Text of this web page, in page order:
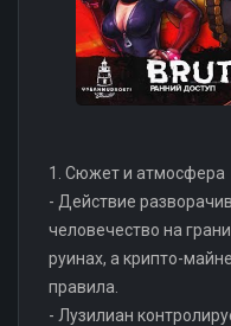
1. Сюжет и атмосфера
- Действие
человечество на
руинах, а крипто-
правила.
- Лузилиан